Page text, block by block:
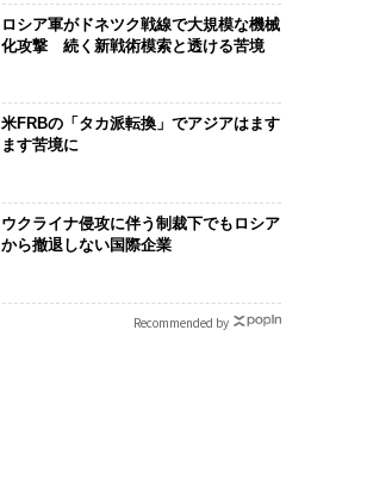
ロシア軍がドネツク戦線で大規模な機械
化攻撃 続く新戦術模索と透ける苦境
米FRBの「タカ派転換」でアジアはます
ます苦境に
ウクライナ侵攻に伴う制裁下でもロシア
から撤退しない国際企業
Recommended by